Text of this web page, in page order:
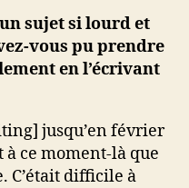
sujet si lourd et
vous pu prendre
en l’écrivant
jusqu’en février
à ce moment-là que
C’était difficile à